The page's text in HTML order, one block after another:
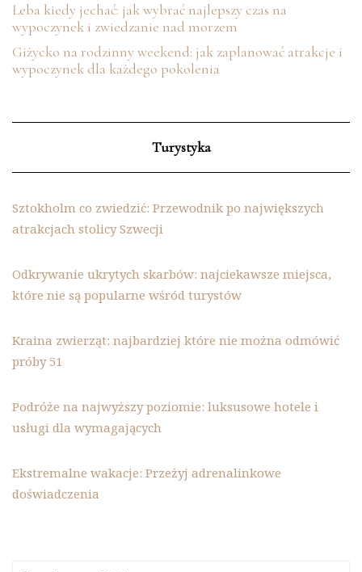
Łeba kiedy jechać: jak wybrać najlepszy czas na
wypoczynek i zwiedzanie nad morzem
Giżycko na rodzinny weekend: jak zaplanować atrakcje i
wypoczynek dla każdego pokolenia
Turystyka
Sztokholm co zwiedzić: Przewodnik po największych
atrakcjach stolicy Szwecji
Odkrywanie ukrytych skarbów: najciekawsze miejsca,
które nie są popularne wśród turystów
Kraina zwierząt: najbardziej które nie można odmówić
próby 51
Podróże na najwyższy poziomie: luksusowe hotele i
usługi dla wymagających
Ekstremalne wakacje: Przeżyj adrenalinkowe
doświadczenia